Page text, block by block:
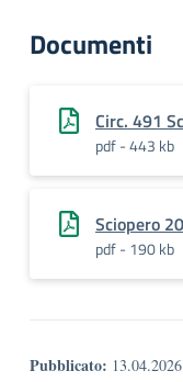
Documenti
Circ. 491
pdf - 443 kb
Sciopero
pdf - 190 kb
Pubblicato: 13.04.2026